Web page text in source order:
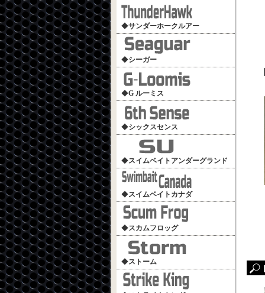
◆サンダーホークルアー
◆シーガー
◆G ルーミス
◆シックスセンス
◆スイムベイトアンダーグランド
◆スイムベイトカナダ
◆スカムフロッグ
◆ストーム